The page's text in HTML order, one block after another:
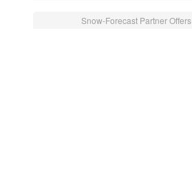
Snow-Forecast Partner Offers